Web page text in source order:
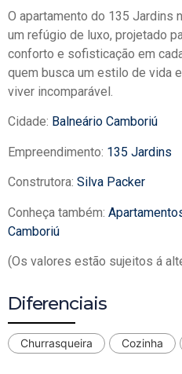
O apartamento do 135 Jardins
um refúgio de luxo, projetado
conforto e sofisticação em
quem busca um estilo de vida
viver incomparável.
Cidade: Balneário Camboriú
Empreendimento: 135 Jardins
Construtora: Silva Packer
Conheça também:
Camboriú
(Os valores estão sujeitos á
Diferenciais
Churrasqueira Cozinha